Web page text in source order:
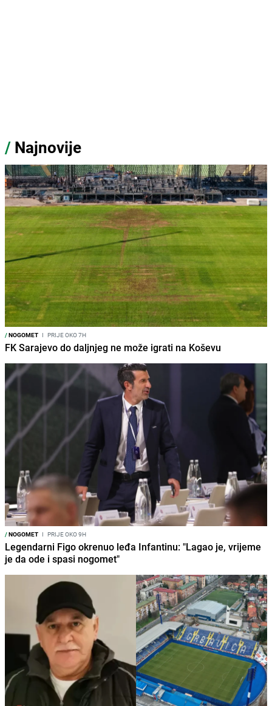
/ Najnovije
/NOGOMET I PRIJE OKO 7H
FK Sarajevo do daljnjeg ne može igrati na Koševu
/NOGOMET I PRIJE OKO 9H
Legendarni Figo okrenuo leđa Infantinu: "Lagao je, vrijeme
je da ode i spasi nogomet"